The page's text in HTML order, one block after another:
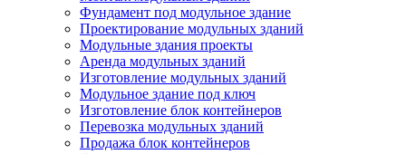
Фундамент под модульное здание
Проектирование модульных зданий
Модульные здания проекты
Аренда модульных зданий
Изготовление модульных зданий
Модульное здание под ключ
Изготовление блок контейнеров
Перевозка модульных зданий
Продажа блок контейнеров